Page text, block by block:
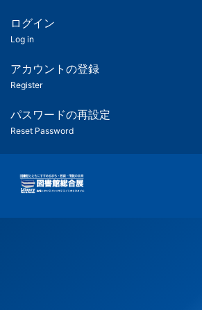
ツ
匿
名
ユ
ー
ー
用
メ
ログイン
Log in
アカウントの登録
Register
パスワードの再設定
Reset Password